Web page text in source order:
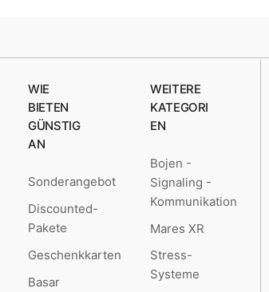
WIE
BIETEN
GÜNSTIG
AN
Sonderangebot
Discounted-
Pakete
Geschenkkarten
Basar
WEITERE
KATEGORI
EN
Bojen -
Signaling -
Kommunikation
Mares XR
Stress-
Systeme